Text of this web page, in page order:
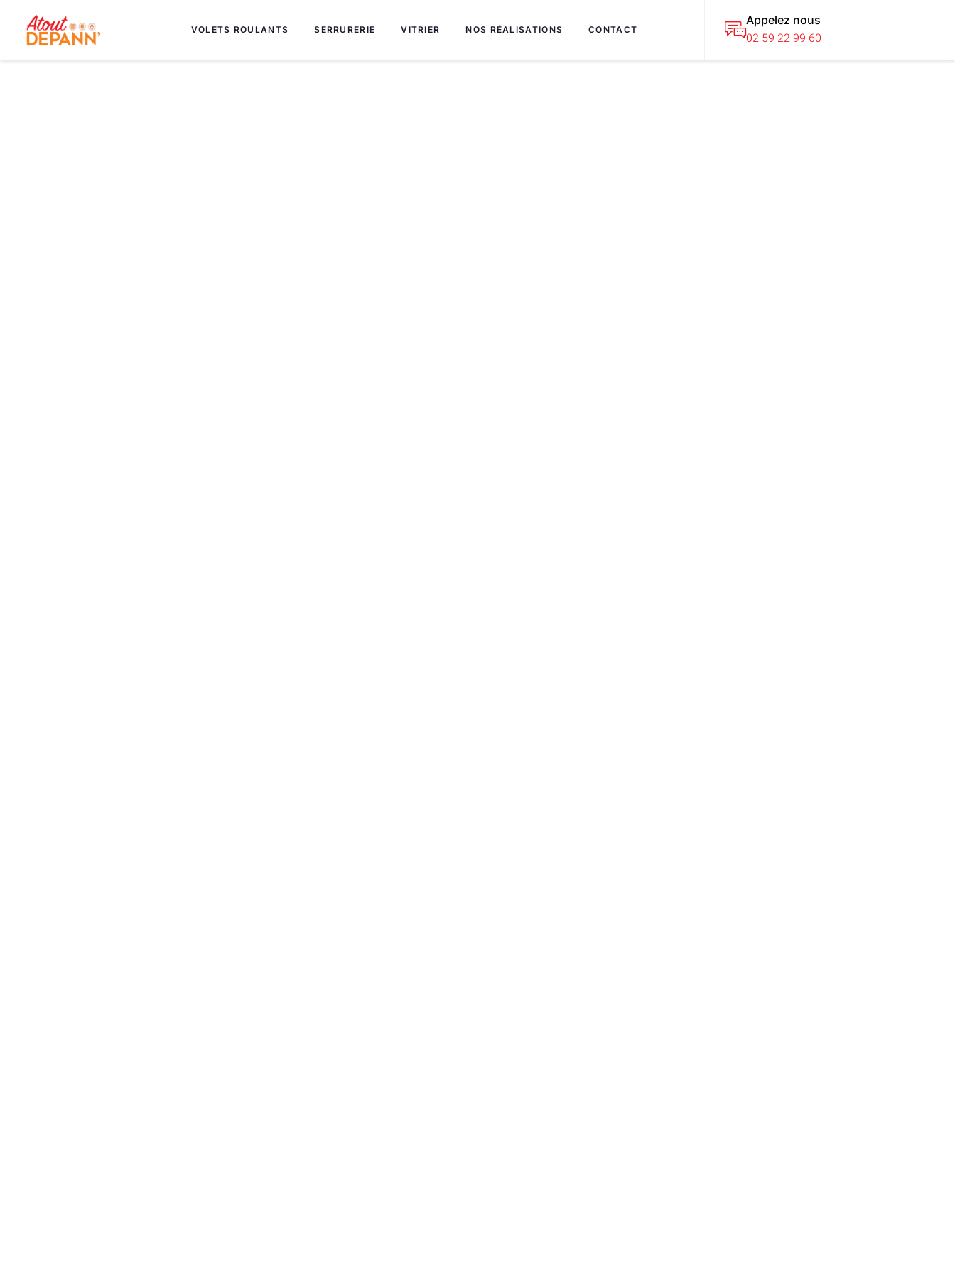
VOLETS ROULANTS SERRURERIE VITRIER NOS RÉALISATIONS CONTACT
Appelez nous
02 59 22 99 60